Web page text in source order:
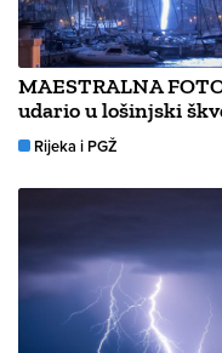
MAESTRALNA
udario u lošinjski
Rijeka i PGŽ